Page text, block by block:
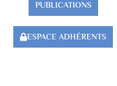
PUBLICATIONS
ESPACE ADHÉRENTS